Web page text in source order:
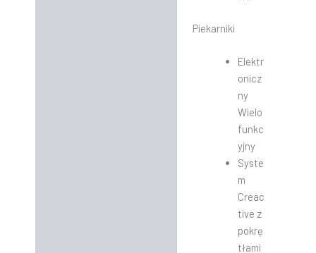
Piekarniki
Elektr
onicz
ny
Wielo
funkc
yjny
Syste
m
Creac
tive z
pokrę
tłami